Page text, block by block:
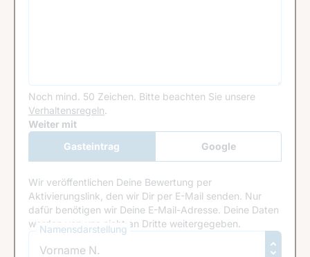
Noch mind. 50 Zeichen. Bitte beachten Sie unsere
Verhaltensregeln.
Google Recaptcha
Weiter mit
Gasteintrag
Google
Anmeldung
Wir veröffentlichen Deine Bewertung per
Aktivierungslink, den wir Dir per E-Mail senden. Nur
dafür benötigen wir Deine E-Mail-Adresse. Deine Daten
werden von uns nicht an Dritte weitergegeben.
Namensdarstellung